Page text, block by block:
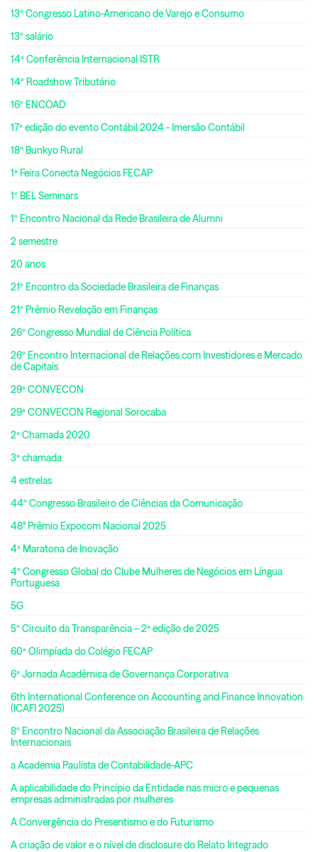
13º Congresso Latino-Americano de Varejo e Consumo
13º salário
14ª Conferência Internacional ISTR
14º Roadshow Tributário
16º ENCOAD
17ª edição do evento Contábil 2024 - Imersão Contábil
18º Bunkyo Rural
1ª Feira Conecta Negócios FECAP
1º BEL Seminars
1º Encontro Nacional da Rede Brasileira de Alumni
2 semestre
20 anos
21º Encontro da Sociedade Brasileira de Finanças
21º Prêmio Revelação em Finanças
26º Congresso Mundial de Ciência Política
26º Encontro Internacional de Relações com Investidores e Mercado
de Capitais
29ª CONVECON
29ª CONVECON Regional Sorocaba
2ª Chamada 2020
3ª chamada
4 estrelas
44º Congresso Brasileiro de Ciências da Comunicação
48° Prêmio Expocom Nacional 2025
4ª Maratona de Inovação
4º Congresso Global do Clube Mulheres de Negócios em Língua
Portuguesa
5G
5º Circuito da Transparência – 2ª edição de 2025
60ª Olimpíada do Colégio FECAP
6ª Jornada Acadêmica de Governança Corporativa
6th International Conference on Accounting and Finance Innovation
(ICAFI 2025)
8º Encontro Nacional da Associação Brasileira de Relações
Internacionais
a Academia Paulista de Contabilidade-APC
A aplicabilidade do Princípio da Entidade nas micro e pequenas
empresas administradas por mulheres
A Convergência do Presentismo e do Futurismo
A criação de valor e o nível de disclosure do Relato Integrado